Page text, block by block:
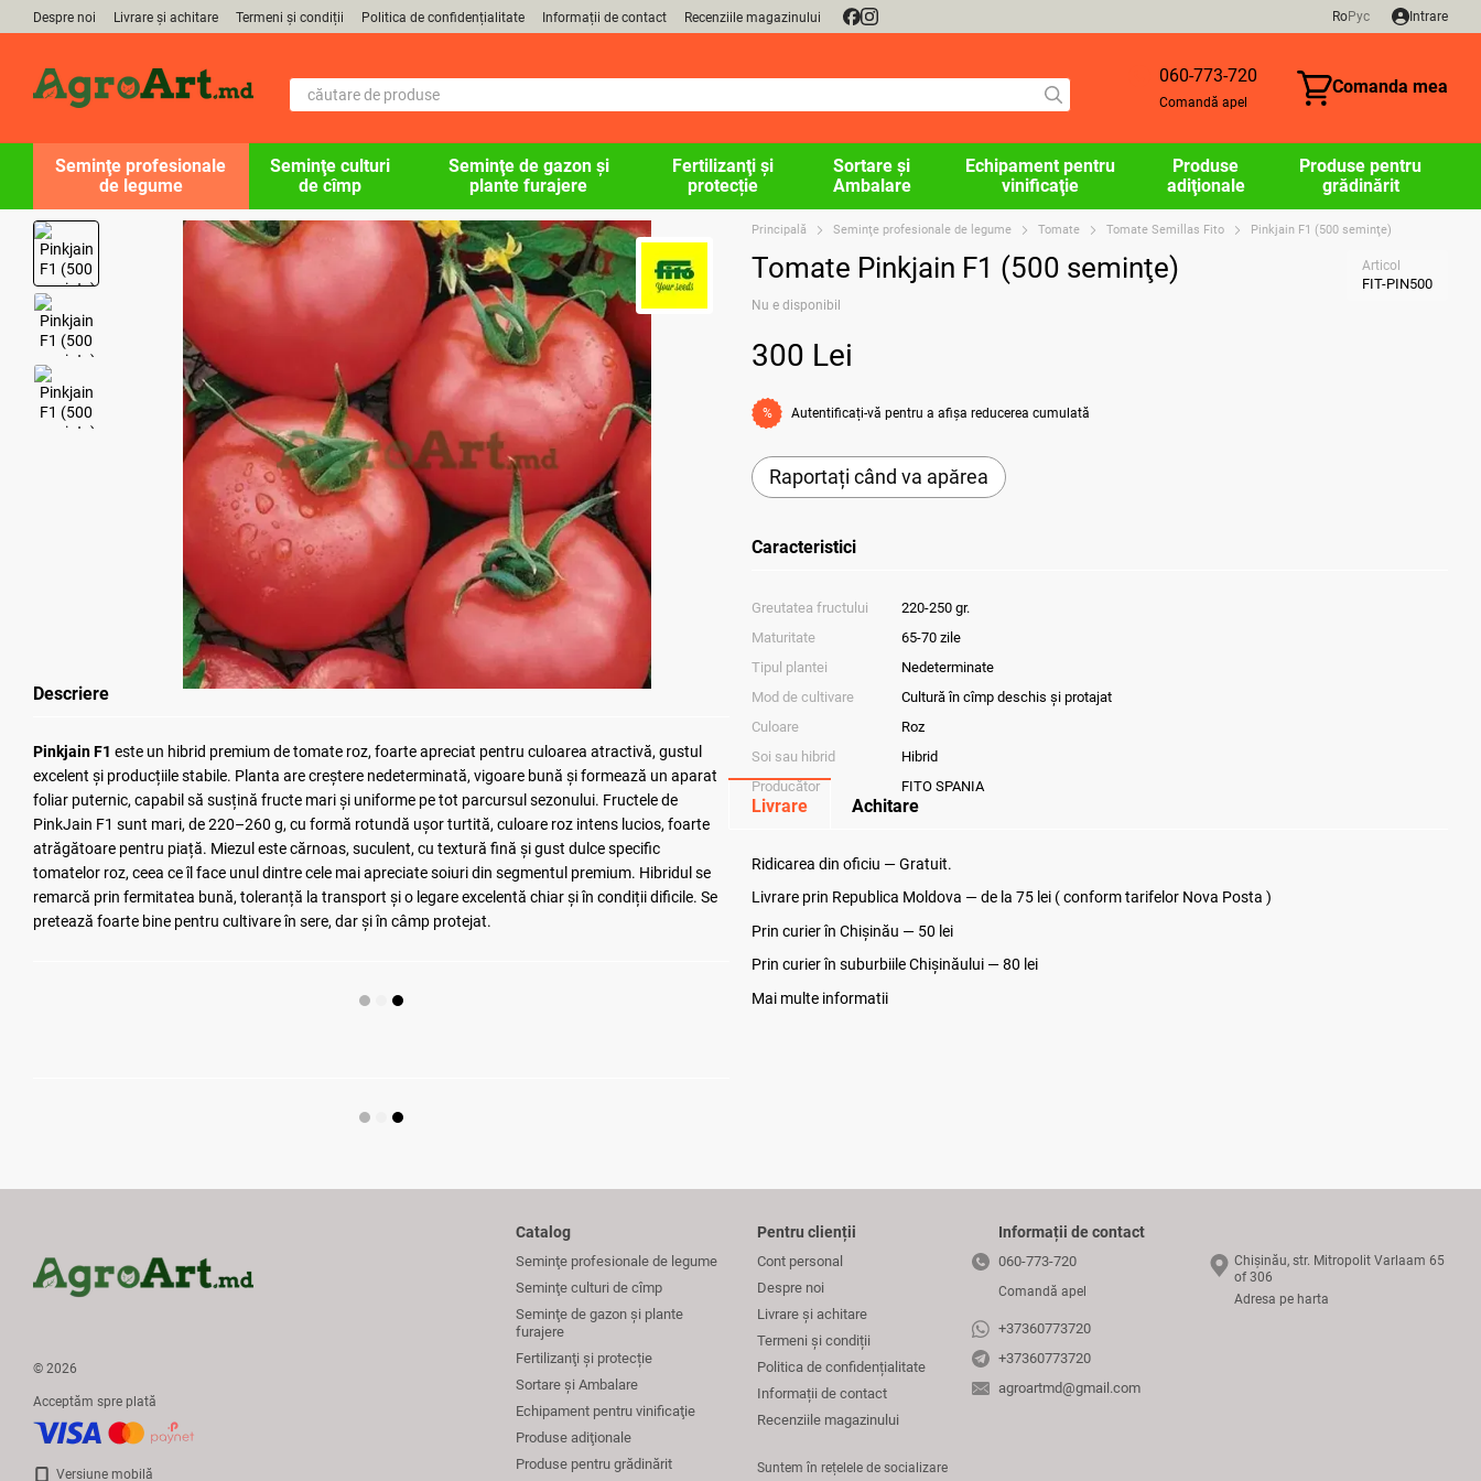
Mergi la conținutul principal
Despre noi Livrare și achitare Termeni și condiții Politica de confidențialitate Informații de contact Recenziile magazinului RoРус Intrare
060-773-720
Comandă apel
Comanda mea
Seminţe profesionale
de legume
Seminţe culturi
de cîmp
Seminţe de gazon şi
plante furajere
Fertilizanţi și
protecție
Sortare și
Ambalare
Echipament pentru
vinificaţie
Produse
adiţionale
Produse pentru
grădinărit
Descriere
Pinkjain F1 este un hibrid premium de tomate roz, foarte apreciat pentru culoarea atractivă, gustul
excelent și producțiile stabile. Planta are creștere nedeterminată, vigoare bună și formează un aparat
foliar puternic, capabil să susțină fructe mari și uniforme pe tot parcursul sezonului. Fructele de
PinkJain F1 sunt mari, de 220–260 g, cu formă rotundă ușor turtită, culoare roz intens lucios, foarte
atrăgătoare pentru piață. Miezul este cărnoas, suculent, cu textură fină și gust dulce specific
tomatelor roz, ceea ce îl face unul dintre cele mai apreciate soiuri din segmentul premium. Hibridul se
remarcă prin fermitatea bună, toleranță la transport și o legare excelentă chiar și în condiții dificile. Se
pretează foarte bine pentru cultivare în sere, dar și în câmp protejat.
Principală Seminţe profesionale de legume Tomate Tomate Semillas Fito Pinkjain F1 (500 seminţe)
Tomate Pinkjain F1 (500 seminţe) Articol
FIT-PIN500
Nu e disponibil
300 Lei
% Autentificați-vă pentru a afișa reducerea cumulată
Raportați când va apărea
Caracteristici
Greutatea fructului
220-250 gr.
Maturitate
65-70 zile
Tipul plantei
Nedeterminate
Mod de cultivare
Cultură în cîmp deschis și protajat
Culoare
Roz
Soi sau hibrid
Hibrid
Producător
FITO SPANIA
Livrare Achitare
Ridicarea din oficiu — Gratuit.
Livrare prin Republica Moldova — de la 75 lei ( conform tarifelor Nova Posta )
Prin curier în Chișinău — 50 lei
Prin curier în suburbiile Chişinăului — 80 lei
Mai multe informatii
© 2026
Acceptăm spre plată
Versiune mobilă
Catalog
Seminţe profesionale de legume
Seminţe culturi de cîmp
Seminţe de gazon şi plante
furajere
Fertilizanţi și protecție
Sortare și Ambalare
Echipament pentru vinificaţie
Produse adiţionale
Produse pentru grădinărit
Pentru clienții
Cont personal
Despre noi
Livrare și achitare
Termeni și condiții
Politica de confidențialitate
Informații de contact
Recenziile magazinului
Suntem în rețelele de socializare
Informații de contact
060-773-720
Comandă apel
+37360773720
+37360773720
agroartmd@gmail.com
Chișinău, str. Mitropolit Varlaam 65
of 306
Adresa pe harta